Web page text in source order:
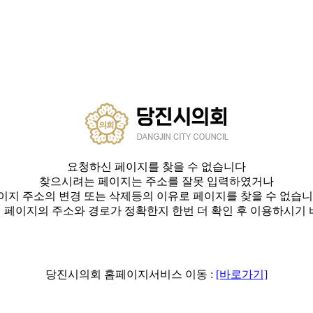
요청하신 페이지를 찾을 수 없습니다
찾으시려는 페이지는 주소를 잘못 입력하였거나
지 주소의 변경 또는 삭제등의 이유로 페이지를 찾을 수 없습
페이지의 주소와 경로가 정확한지 한번 더 확인 후 이용하시기
당진시의회 홈페이지서비스 이동 : [바로가기]